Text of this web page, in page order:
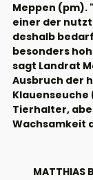
Meppen (pm).
einer der
deshalb
besonders
sagt Landrat
Ausbruch der
Klauenseuche
Tierhalter,
Wachsamkeit
MATTHIAS